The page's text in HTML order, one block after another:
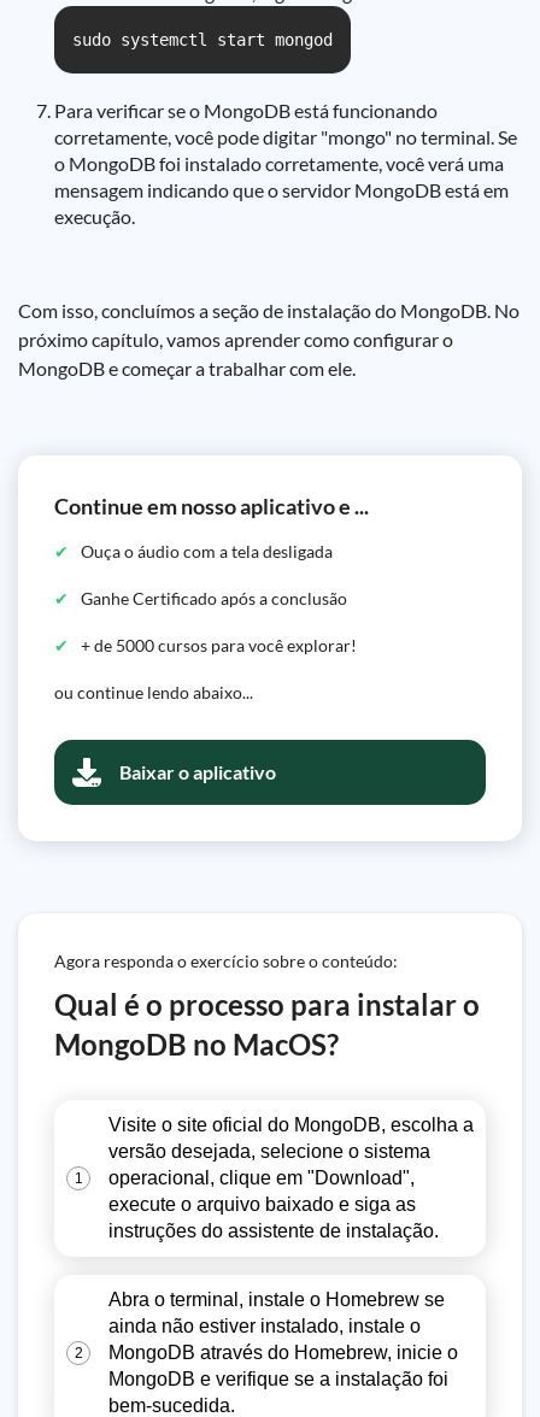
sudo systemctl start mongod
Para verificar se o MongoDB está funcionando
corretamente, você pode digitar "mongo" no terminal. Se
o MongoDB foi instalado corretamente, você verá uma
mensagem indicando que o servidor MongoDB está em
execução.
Com isso, concluímos a seção de instalação do MongoDB. No
próximo capítulo, vamos aprender como configurar o
MongoDB e começar a trabalhar com ele.
Continue em nosso aplicativo e ...
Ouça o áudio com a tela desligada
Ganhe Certificado após a conclusão
+ de 5000 cursos para você explorar!
ou continue lendo abaixo...
Baixar o aplicativo
Agora responda o exercício sobre o conteúdo:
Qual é o processo para instalar o
MongoDB no MacOS?
1
Visite o site oficial do MongoDB, escolha a
versão desejada, selecione o sistema
operacional, clique em "Download",
execute o arquivo baixado e siga as
instruções do assistente de instalação.
2
Abra o terminal, instale o Homebrew se
ainda não estiver instalado, instale o
MongoDB através do Homebrew, inicie o
MongoDB e verifique se a instalação foi
bem-sucedida.